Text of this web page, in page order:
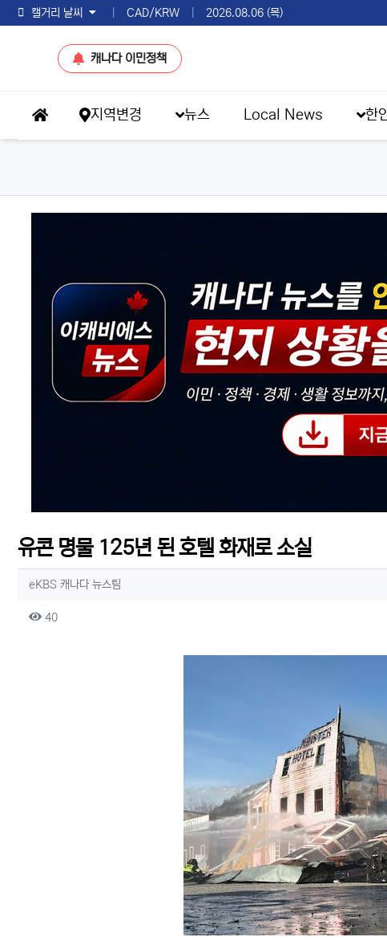
토론토 날씨 CAD/KRW 2026.08.06 (목)
캐나다 이민정책
지역변경 뉴스 Local News 한
홈으로
eKBS News
유콘 명물 125년 된 호텔 화재로 소실
작성자 정보
eKBS 캐나다 뉴스팀
컨텐츠 정보
40조회